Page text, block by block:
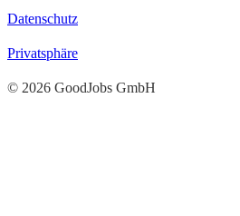
Datenschutz
Privatsphäre
© 2026 GoodJobs GmbH